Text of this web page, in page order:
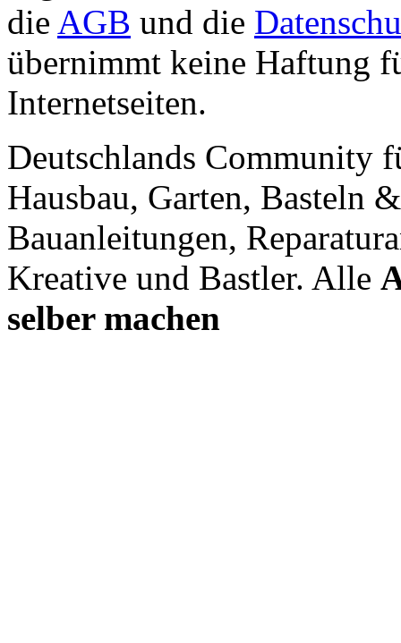
die AGB und die
übernimmt keine Haftung
Internetseiten.
Deutschlands Community
Hausbau, Garten, Basteln
Bauanleitungen,
Kreative und Bastler. Alle
selber machen